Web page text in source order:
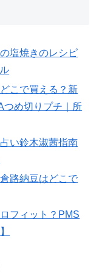
塩焼きのレシピ
こで買える？新
つめ切りプチ｜所
い鈴木淑茜指南
路納豆はどこで
フィット？PMS